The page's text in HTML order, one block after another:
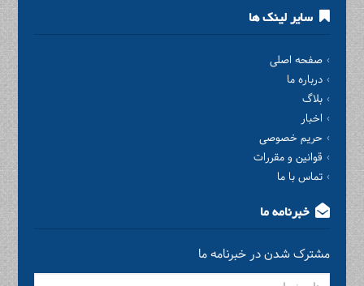
سایر لینک ها
صفحه اصلی
درباره ما
بلاگ
اخبار
حریم خصوصی
قوانین و مقررات
تماس با ما
خبرنامه ما
مشترک شدن در خبرنامه ما